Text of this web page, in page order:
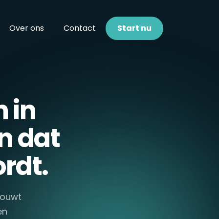
Over ons Contact Start nu
in
dat